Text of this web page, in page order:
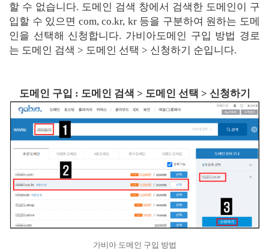
할 수 없습니다. 도메인 검색 창에서 검색한 도메인이 구
입할 수 있으면 com, co.kr, kr 등을 구분하여 원하는 도메
인을 선택해 신청합니다. 가비아도메인 구입 방법 경로
는 도메인 검색 > 도메인 선택 > 신청하기 순입니다.
도메인 구입 : 도메인 검색 > 도메인 선택 > 신청하기
가비아 도메인 구입 방법